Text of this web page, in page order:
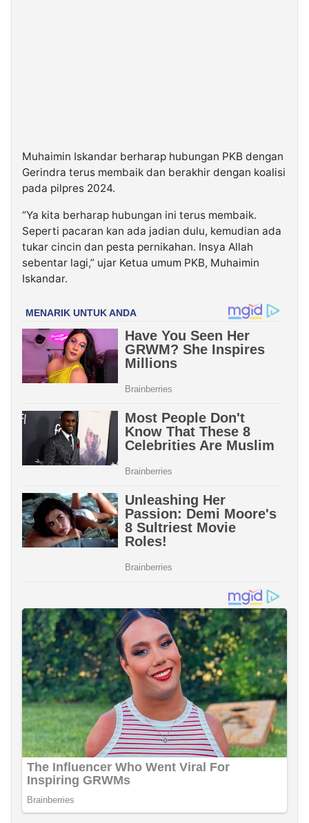
Muhaimin Iskandar berharap hubungan PKB dengan
Gerindra terus membaik dan berakhir dengan koalisi
pada pilpres 2024.
“Ya kita berharap hubungan ini terus membaik.
Seperti pacaran kan ada jadian dulu, kemudian ada
tukar cincin dan pesta pernikahan. Insya Allah
sebentar lagi,” ujar Ketua umum PKB, Muhaimin
Iskandar.